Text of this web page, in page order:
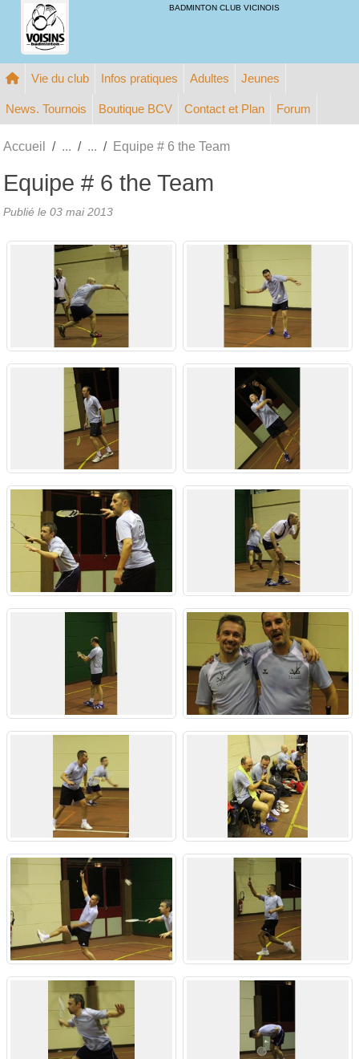
BADMINTON CLUB VICINOIS
Vie du club Infos pratiques Adultes Jeunes
News. Tournois Boutique BCV Contact et Plan Forum
Accueil Equipe # 6 the Team
Equipe # 6 the Team
Publié le 03 mai 2013
Panneau de gestion des cookies